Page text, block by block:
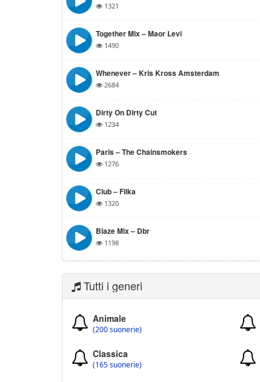
1321
Together Mix – Maor Levi
1490
Whenever – Kris Kross Amsterdam
2684
Dirty On Dirty Cut
1234
Paris – The Chainsmokers
1276
Club – Filka
1320
Blaze Mix – Dbr
1198
Tutti i generi
Animale
(200 suonerie)
Classica
(165 suonerie)